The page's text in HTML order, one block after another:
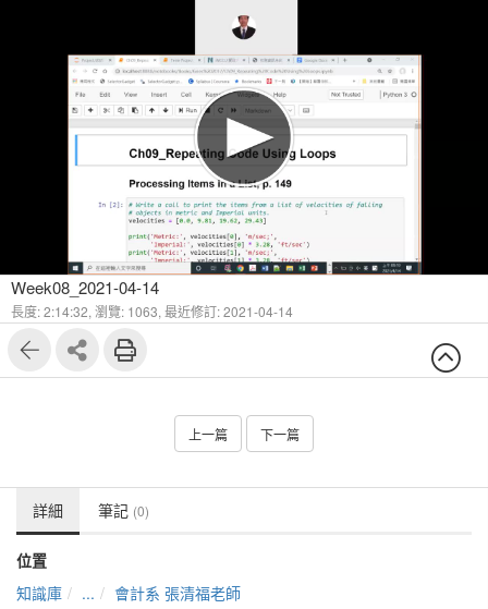
Week08_2021-04-14
長度: 2:14:32, 瀏覽: 1063, 最近修訂: 2021-04-14
上一篇 下一篇
詳細 筆記 (0)
位置
知識庫
...
會計系 張清福老師